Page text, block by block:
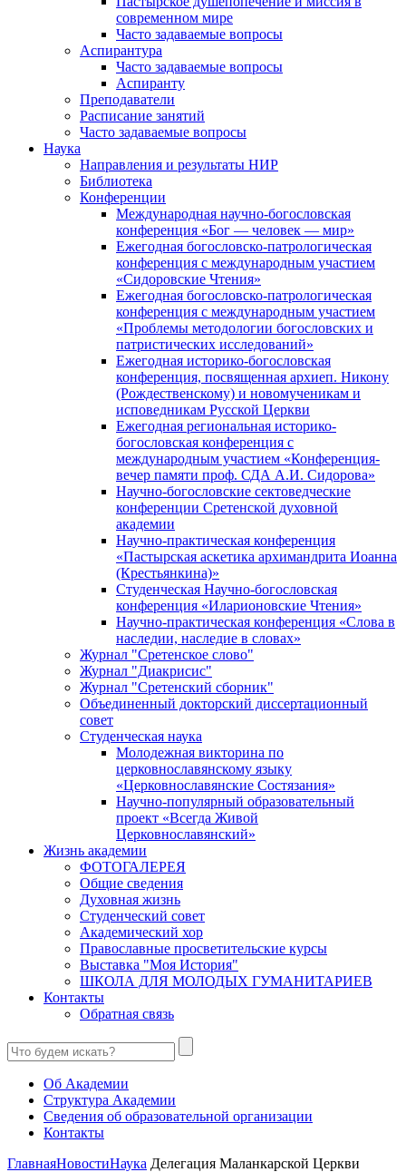
современном мире
Часто задаваемые вопросы
Аспирантура
Часто задаваемые вопросы
Аспиранту
Преподаватели
Расписание занятий
Часто задаваемые вопросы
Наука
Направления и результаты НИР
Библиотека
Конференции
Международная научно-богословская
конференция «Бог — человек — мир»
Ежегодная богословско-патрологическая
конференция с международным участием
«Сидоровские Чтения»
Ежегодная богословско-патрологическая
конференция с международным участием
«Проблемы методологии богословских и
патристических исследований»
Ежегодная историко-богословская
конференция, посвященная архиеп. Никону
(Рождественскому) и новомученикам и
исповедникам Русской Церкви
Ежегодная региональная историко-
богословская конференция с
международным участием «Конференция-
вечер памяти проф. СДА А.И. Сидорова»
Научно-богословские сектоведческие
конференции Сретенской духовной
академии
Научно-практическая конференция
«Пастырская аскетика архимандрита Иоанна
(Крестьянкина)»
Студенческая Научно-богословская
конференция «Иларионовские Чтения»
Научно-практическая конференция «Cлова в
наследии, наследие в словах»
Журнал "Сретенское слово"
Журнал "Диакрисис"
Журнал "Сретенский сборник"
Объединенный докторский диссертационный
совет
Студенческая наука
Молодежная викторина по
церковнославянскому языку
«Церковнославянские Состязания»
Научно-популярный образовательный
проект «Всегда Живой
Церковнославянский»
Жизнь академии
ФОТОГАЛЕРЕЯ
Общие сведения
Духовная жизнь
Студенческий совет
Академический хор
Православные просветительские курсы
Выставка "Моя История"
ШКОЛА ДЛЯ МОЛОДЫХ ГУМАНИТАРИЕВ
Контакты
Обратная связь
Об Академии
Структура Академии
Сведения об образовательной организации
Контакты
ГлавнаяНовостиНаука Делегация Маланкарской Церкви